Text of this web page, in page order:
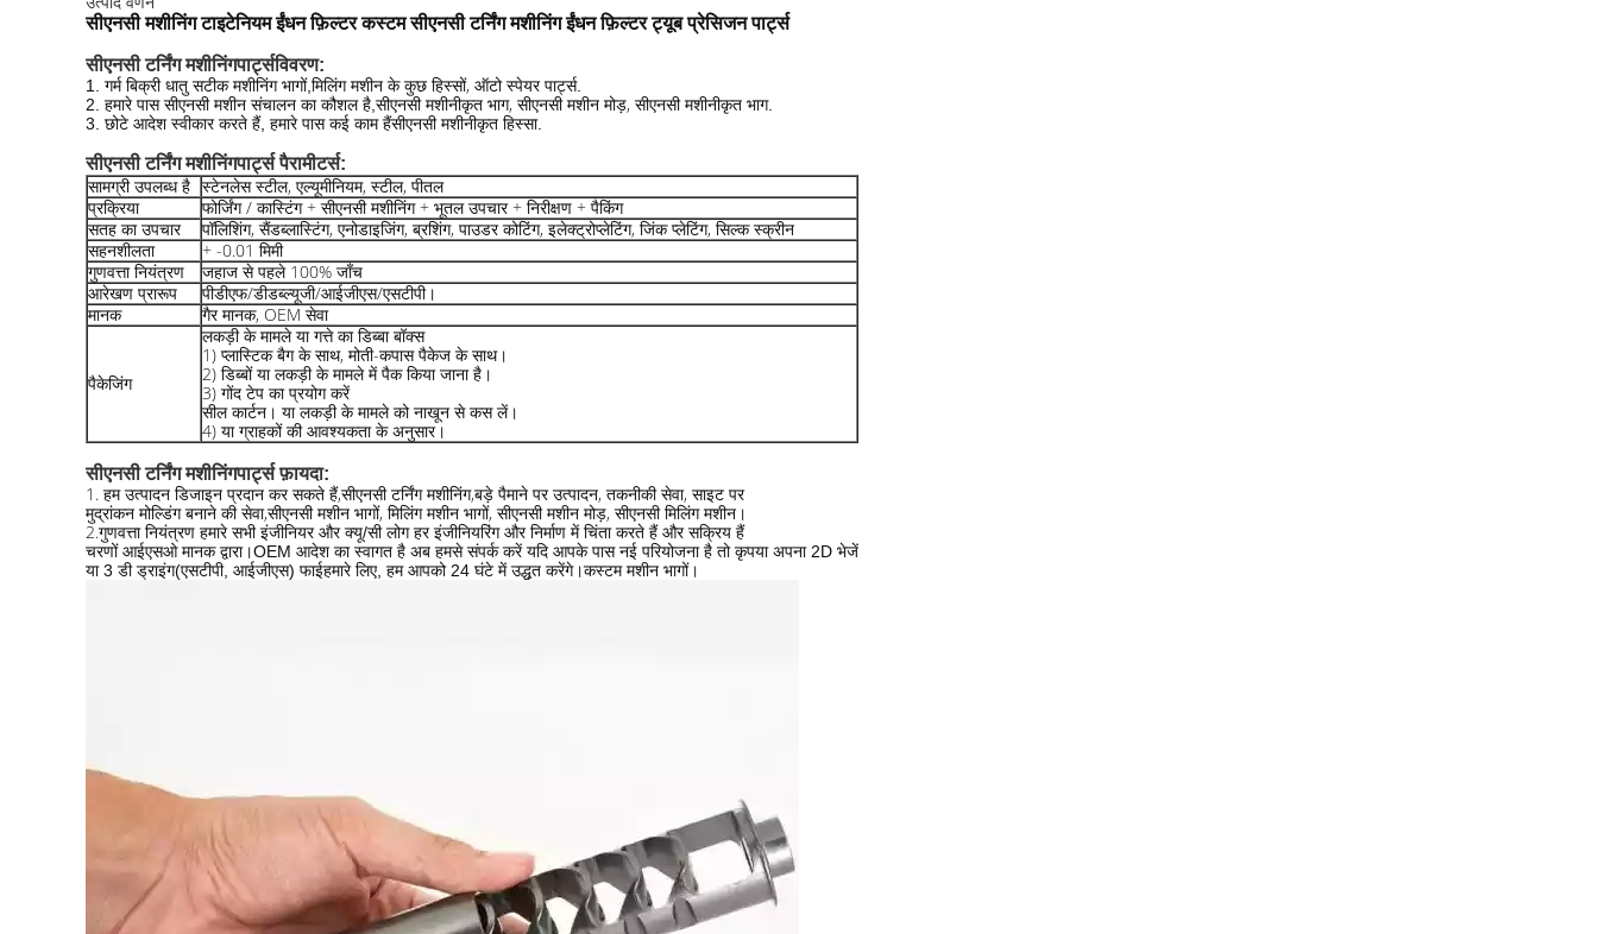
सीएनसी मशीनिंग टाइटेनियम ईंधन फ़िल्टर कस्टम सीएनसी टर्निंग मशीनिंग ईंधन फ़िल्टर ट्यूब प्रेसिजन पार्ट्स
सीएनसी टर्निंग मशीनिंगपार्ट्सविवरण:
1. गर्म बिक्री धातु सटीक मशीनिंग भागों,मिलिंग मशीन के कुछ हिस्सों, ऑटो स्पेयर पार्ट्स.
2. हमारे पास सीएनसी मशीन संचालन का कौशल है, सीएनसी मशीनीकृत भाग, सीएनसी मशीन मोड़, सीएनसी मशीनीकृत भाग.
3. छोटे आदेश स्वीकार करते हैं, हमारे पास कई काम हैंसीएनसी मशीनीकृत हिस्सा.
सीएनसी टर्निंग मशीनिंगपार्ट्स पैरामीटर्स:
सामग्री उपलब्ध है स्टेनलेस स्टील, एल्यूमीनियम, स्टील, पीतल
प्रक्रिया
फोर्जिंग / कास्टिंग + सीएनसी मशीनिंग + भूतल उपचार + निरीक्षण + पैकिंग
सतह का उपचार
पॉलिशिंग, सैंडब्लास्टिंग, एनोडाइजिंग, ब्रशिंग, पाउडर कोटिंग, इलेक्ट्रोप्लेटिंग, जिंक प्लेटिंग, सिल्क स्क्रीन
सहनशीलता
+ -0.01 मिमी
गुणवत्ता नियंत्रण
जहाज से पहले 100% जाँच
आरेखण प्रारूप
पीडीएफ/डीडब्ल्यूजी/आईजीएस/एसटीपी।
मानक
गैर मानक, OEM सेवा
पैकेजिंग
लकड़ी के मामले या गत्ते का डिब्बा बॉक्स
1) प्लास्टिक बैग के साथ, मोती-कपास पैकेज के साथ।
2) डिब्बों या लकड़ी के मामले में पैक किया जाना है।
3) गोंद टेप का प्रयोग करें
सील कार्टन। या लकड़ी के मामले को नाखून से कस लें।
4) या ग्राहकों की आवश्यकता के अनुसार।
सीएनसी टर्निंग मशीनिंगपार्ट्स फ़ायदा:
1. हम उत्पादन डिजाइन प्रदान कर सकते हैं,सीएनसी टर्निंग मशीनिंग,बड़े पैमाने पर उत्पादन, तकनीकी सेवा, साइट पर
मुद्रांकन मोल्डिंग बनाने की सेवा,सीएनसी मशीन भागों, मिलिंग मशीन भागों, सीएनसी मशीन मोड़, सीएनसी मिलिंग मशीन।
2.गुणवत्ता नियंत्रण हमारे सभी इंजीनियर और क्यू/सी लोग हर इंजीनियरिंग और निर्माण में चिंता करते हैं और सक्रिय हैं
चरणों आईएसओ मानक द्वारा।OEM आदेश का स्वागत है अब हमसे संपर्क करें यदि आपके पास नई परियोजना है तो कृपया अपना 2D भेजें
या 3 डी ड्राइंग(एसटीपी, आईजीएस) फाईहमारे लिए, हम आपको 24 घंटे में उद्धृत करेंगे।कस्टम मशीन भागों।